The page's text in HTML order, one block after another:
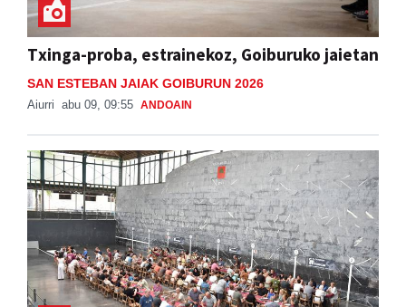
Txinga-proba, estrainekoz, Goiburuko jaietan
SAN ESTEBAN JAIAK GOIBURUN 2026
Aiurri abu 09, 09:55 ANDOAIN